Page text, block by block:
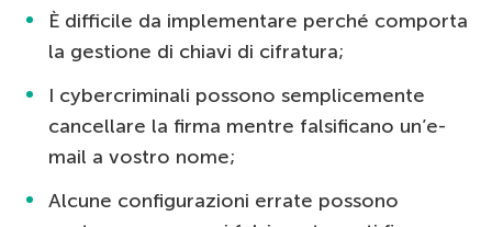
È difficile da implementare perché comporta
la gestione di chiavi di cifratura;
I cybercriminali possono semplicemente
cancellare la firma mentre falsificano un’e-
mail a vostro nome;
Alcune configurazioni errate possono